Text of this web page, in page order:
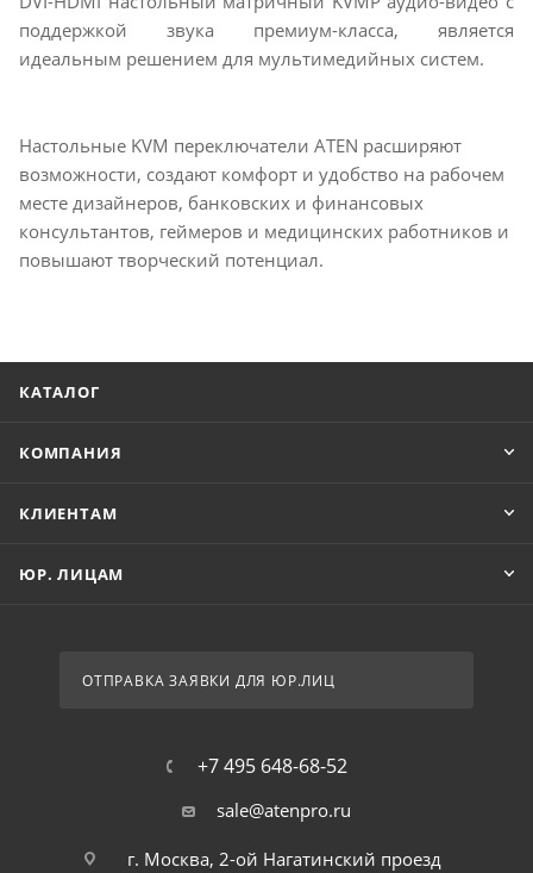
поддержкой звука премиум-класса, является
идеальным решением для мультимедийных систем.
Настольные KVM переключатели ATEN расширяют
возможности, создают комфорт и удобство на рабочем
месте дизайнеров, банковских и финансовых
консультантов, геймеров и медицинских работников и
повышают творческий потенциал.
КАТАЛОГ
КОМПАНИЯ
КЛИЕНТАМ
ЮР. ЛИЦАМ
ОТПРАВКА ЗАЯВКИ ДЛЯ ЮР.ЛИЦ
+7 495 648-68-52
sale@atenpro.ru
г. Москва, 2-ой Нагатинский проезд